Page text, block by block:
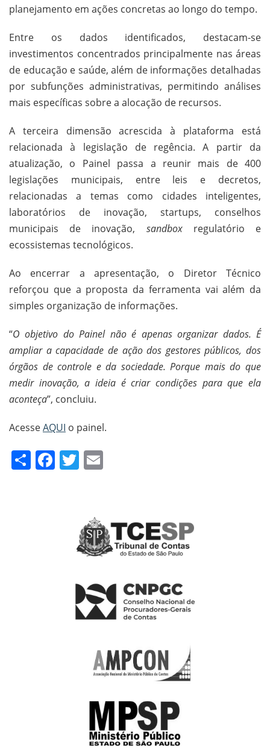
planejamento em ações concretas ao longo do tempo.
Entre os dados identificados, destacam-se
investimentos concentrados principalmente nas áreas
de educação e saúde, além de informações detalhadas
por subfunções administrativas, permitindo análises
mais específicas sobre a alocação de recursos.
A terceira dimensão acrescida à plataforma está
relacionada à legislação de regência. A partir da
atualização, o Painel passa a reunir mais de 400
legislações municipais, entre leis e decretos,
relacionadas a temas como cidades inteligentes,
laboratórios de inovação, startups, conselhos
municipais de inovação, sandboxregulatório e
ecossistemas tecnológicos.
Ao encerrar a apresentação, o Diretor Técnico
reforçou que a proposta da ferramenta vai além da
simples organização de informações.
“O objetivo do Painel não é apenas organizar dados. É
ampliar a capacidade de ação dos gestores públicos, dos
órgãos de controle e da sociedade. Porque mais do que
medir inovação, a ideia é criar condições para que ela
aconteça”, concluiu.
AcesseAQUI o painel.
ShareFacebook
Twitter